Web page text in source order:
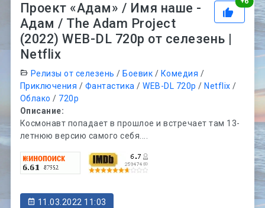
Проект «Адам» / Имя наше -
Адам / The Adam Project
(2022) WEB-DL 720p от селезень |
Netflix
Релизы от селезень / Боевик / Комедия /
Приключения / Фантастика /WEB-DL 720p / Netflix /
Облако / 720p
Описание:
Космонавт попадает в прошлое и встречает там 13-
летнюю версию самого себя....
11.03.2022 11:03